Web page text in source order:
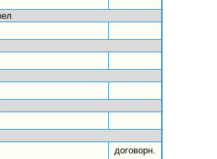
договорн.